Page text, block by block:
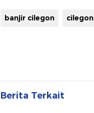
banjir cilegon cilegon
Berita Terkait